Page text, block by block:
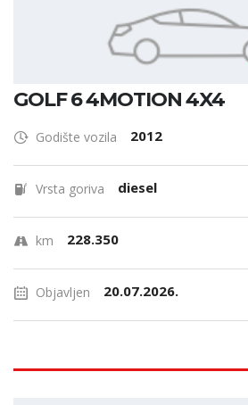
GOLF 6 4MOTION 4X4
Godište vozila 2012
Vrsta goriva diesel
km 228.350
Objavljen 20.07.2026.